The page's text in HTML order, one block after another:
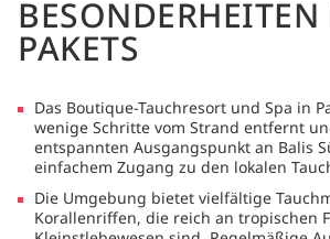
BESONDERHEITEN
PAKETS
Das Boutique-Tauchresort und Spa in
wenige Schritte vom Strand entfernt
entspannten Ausgangspunkt an Balis
einfachem Zugang zu den lokalen
Die Umgebung bietet vielfältige
Korallenriffen, die reich an tropischen